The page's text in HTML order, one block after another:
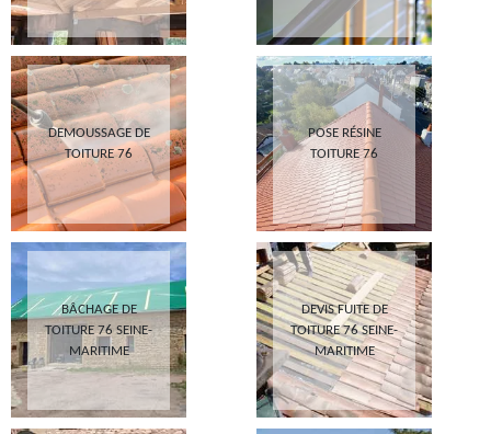
DEMOUSSAGE DE
TOITURE 76
POSE RÉSINE
TOITURE 76
BÂCHAGE DE
TOITURE 76 SEINE-
MARITIME
DEVIS FUITE DE
TOITURE 76 SEINE-
MARITIME